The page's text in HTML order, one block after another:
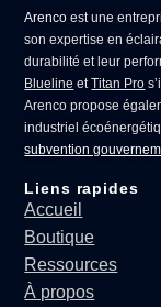
Arenco est une
son expertise en
durabilité et leur
Blueline etTitan Pro
Arenco propose
industriel
subvention
Liens rapides
Accueil
Boutique
Ressources
À propos